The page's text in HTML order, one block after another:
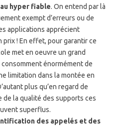
hyper fiable. On entend par là
exempt d’erreurs ou de
applications apprécient
prix ! En effet, pour garantir ce
met en oeuvre un grand
énormément de
limitation dans la montée en
plus qu’en regard de
de la qualité des supports ces
superflus.
des appelés et des